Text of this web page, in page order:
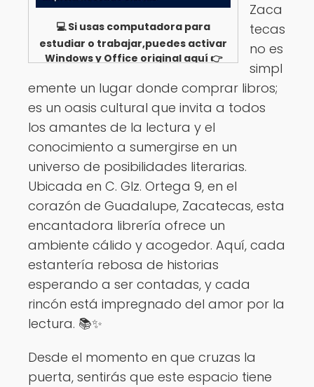
💻 Si usas computadora para
estudiar o trabajar,puedes activar
Windows y Office original aquí 👉
Zaca
tecas
no es
simpl
emente un lugar donde comprar libros;
es un oasis cultural que invita a todos
los amantes de la lectura y el
conocimiento a sumergirse en un
universo de posibilidades literarias.
Ubicada en C. Glz. Ortega 9, en el
corazón de Guadalupe, Zacatecas, esta
encantadora librería ofrece un
ambiente cálido y acogedor. Aquí, cada
estantería rebosa de historias
esperando a ser contadas, y cada
rincón está impregnado del amor por la
lectura. 📚✨
Desde el momento en que cruzas la
puerta, sentirás que este espacio tiene